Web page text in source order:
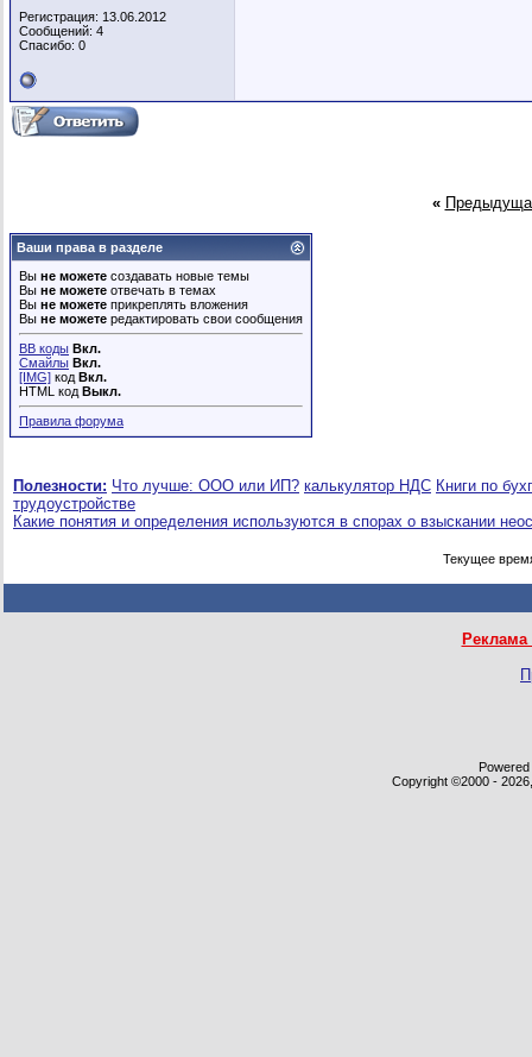
Регистрация: 13.06.2012
Сообщений: 4
Спасибо: 0
«
Ваши права в разделе
Вы не можете создавать новые темы
Вы не можете отвечать в темах
Вы не можете прикреплять вложения
Вы не можете редактировать свои сообщения
BB коды Вкл.
Смайлы Вкл.
[IMG] код Вкл.
HTML код Выкл.
Правила форума
Полезности: Что лучше: ООО или ИП? калькулятор НДС Книги по
трудоустройстве
Какие понятия и определения используются в спорах о взыскании
Текущее
Copyright ©2000 -